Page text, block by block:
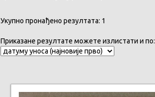
Укупно пронађено резултата: 1
Приказане резултате можете излистати и по: